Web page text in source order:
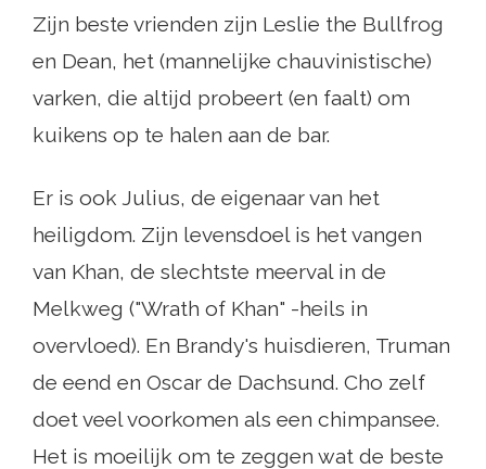
Zijn beste vrienden zijn Leslie the Bullfrog
en Dean, het (mannelijke chauvinistische)
varken, die altijd probeert (en faalt) om
kuikens op te halen aan de bar.
Er is ook Julius, de eigenaar van het
heiligdom. Zijn levensdoel is het vangen
van Khan, de slechtste meerval in de
Melkweg ("Wrath of Khan" -heils in
overvloed). En Brandy's huisdieren, Truman
de eend en Oscar de Dachsund. Cho zelf
doet veel voorkomen als een chimpansee.
Het is moeilijk om te zeggen wat de beste